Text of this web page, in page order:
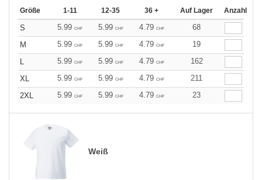
Größe 1-11 12-35 36 + Auf Lager Anzahl
S 5.99 CHF 5.99 CHF 4.79 CHF
68
M
5.99 CHF 5.99 CHF 4.79 CHF
19
L
5.99 CHF 5.99 CHF 4.79 CHF
162
XL
5.99 CHF 5.99 CHF 4.79 CHF
211
2XL
5.99 CHF 5.99 CHF 4.79 CHF 23
Weiß